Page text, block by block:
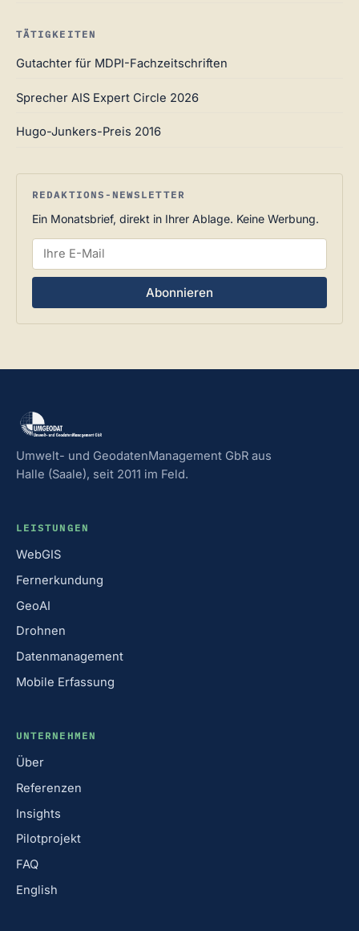
TÄTIGKEITEN
Gutachter für MDPI-Fachzeitschriften
Sprecher AIS Expert Circle 2026
Hugo-Junkers-Preis 2016
REDAKTIONS-NEWSLETTER
Ein Monatsbrief, direkt in Ihrer Ablage. Keine Werbung.
Abonnieren
Umwelt- und GeodatenManagement GbR aus
Halle (Saale), seit 2011 im Feld.
LEISTUNGEN
WebGIS
Fernerkundung
GeoAI
Drohnen
Datenmanagement
Mobile Erfassung
UNTERNEHMEN
Über
Referenzen
Insights
Pilotprojekt
FAQ
English